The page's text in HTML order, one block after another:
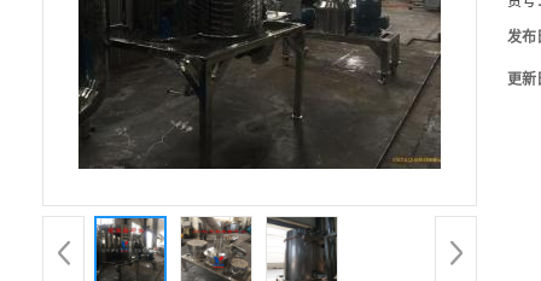
发布
更新